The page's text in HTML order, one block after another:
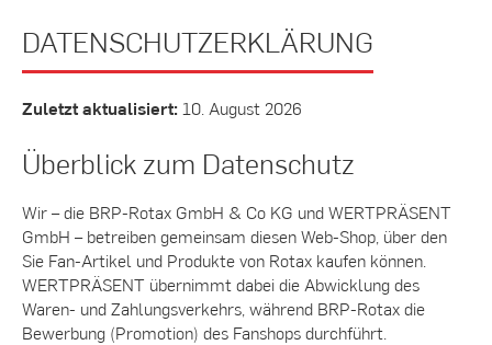
DATENSCHUTZERKLÄRUNG
Zuletzt aktualisiert: 10. August 2026
Überblick zum Datenschutz
Wir – die BRP-Rotax GmbH & Co KG und WERTPRÄSENT
GmbH – betreiben gemeinsam diesen Web-Shop, über den
Sie Fan-Artikel und Produkte von Rotax kaufen können.
WERTPRÄSENT übernimmt dabei die Abwicklung des
Waren- und Zahlungsverkehrs, während BRP-Rotax die
Bewerbung (Promotion) des Fanshops durchführt.